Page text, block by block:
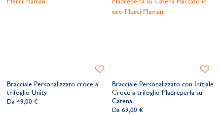
Bracciale Personalizzato croce a
trifoglio Unity
Da 49,00 €
Aggiungi
lista
desideri
Bracciale Personalizzato con Iniziale
Croce a trifoglio Madreperla su
Catena
Da 69,00 €
lista